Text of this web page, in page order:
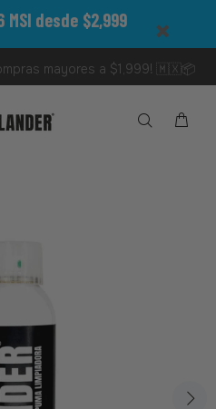
MSI desde $2,999
mayores a $1,999! 🇲🇽📦